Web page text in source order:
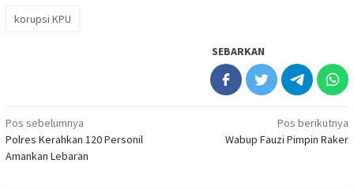
korupsi KPU
SEBARKAN
Navigasi
pos
Pos sebelumnya
Polres Kerahkan 120 Personil
Amankan Lebaran
Pos berikutnya
Wabup Fauzi Pimpin Raker